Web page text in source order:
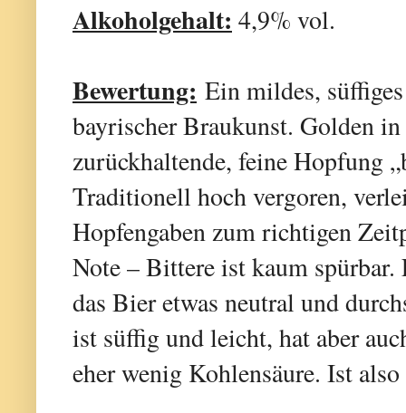
Alkoholgehalt: 4,9% vol.
Bewertung: Ein mildes,
bayrischer Braukunst. Golden
zurückhaltende, feine Hopfung
Traditionell hoch vergoren,
Hopfengaben zum richtigen
Note – Bittere ist kaum spürbar.
das Bier etwas neutral und
ist süffig und leicht, hat aber
eher wenig Kohlensäure. Ist